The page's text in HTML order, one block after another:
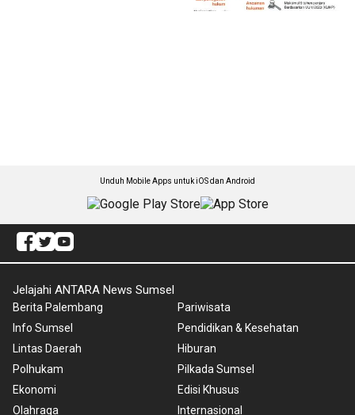
Unduh Mobile Apps untuk iOS dan Android
Jelajahi ANTARA News Sumsel
Berita Palembang
Info Sumsel
Lintas Daerah
Polhukam
Ekonomi
Olahraga
Pariwisata
Pendidikan & Kesehatan
Hiburan
Pilkada Sumsel
Edisi Khusus
Internasional